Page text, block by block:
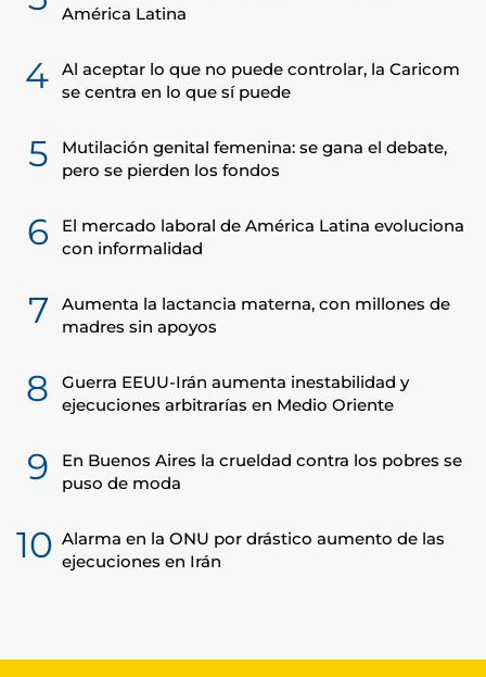
América Latina
4
Al aceptar lo que no puede controlar, la Caricom
se centra en lo que sí puede
5
Mutilación genital femenina: se gana el debate,
pero se pierden los fondos
6
El mercado laboral de América Latina evoluciona
con informalidad
7
Aumenta la lactancia materna, con millones de
madres sin apoyos
8
Guerra EEUU-Irán aumenta inestabilidad y
ejecuciones arbitrarías en Medio Oriente
9
En Buenos Aires la crueldad contra los pobres se
puso de moda
10 Alarma en la ONU por drástico aumento de las
ejecuciones en Irán